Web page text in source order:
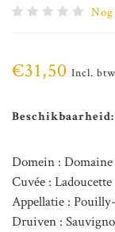
€31,50 Incl. btw
Beschikbaarheid:
Domein : Domaine
Cuvée : Ladoucette
Appellatie :
Druiven :